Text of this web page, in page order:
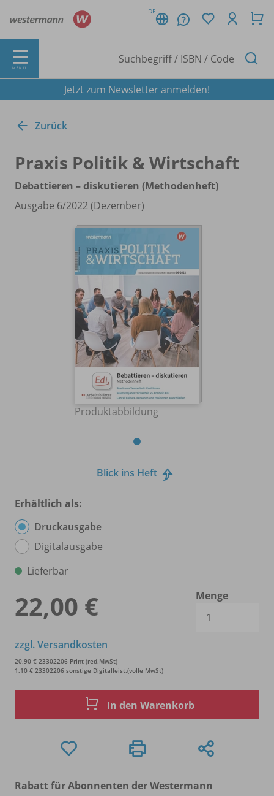
DE
MENÜ
Jetzt zum Newsletter anmelden!
Zurück
Praxis Politik & Wirtschaft
Debattieren – diskutieren (Methodenheft)
Ausgabe 6/2022 (Dezember)
Produktabbildung
Blick ins Heft
Erhältlich als:
Druckausgabe
Digitalausgabe
Lieferbar
22,00 €
Menge
zzgl. Versandkosten
20,90 € 23302206 Print (red.MwSt)
1,10 € 23302206 sonstige Digitalleist.(volle MwSt)
In den Warenkorb
Rabatt für Abonnenten der Westermann